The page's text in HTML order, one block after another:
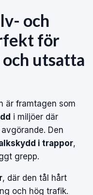
och
för
utsatta
är framtagen som
i miljöer där
Den
i trappor,
grepp.
, där den tål hårt
och hög trafik.